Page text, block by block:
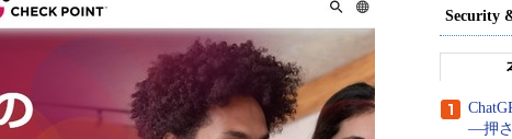
Security
―押さ